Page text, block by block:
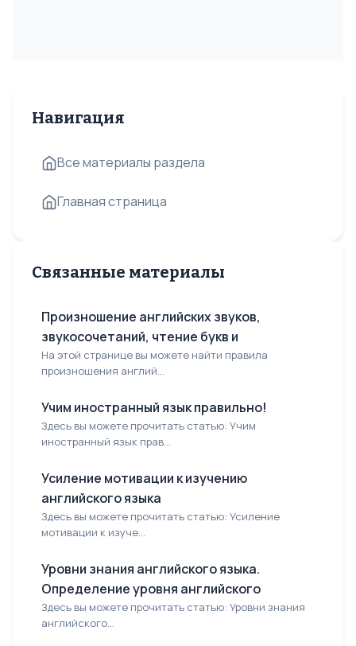
Навигация
Все материалы раздела
Главная страница
Связанные материалы
Произношение английских звуков,
звукосочетаний, чтение букв и
На этой странице вы можете найти правила
произношения англий...
Учим иностранный язык правильно!
Здесь вы можете прочитать статью: Учим
иностранный язык прав...
Усиление мотивации к изучению
английского языка
Здесь вы можете прочитать статью: Усиление
мотивации к изуче...
Уровни знания английского языка.
Определение уровня английского
Здесь вы можете прочитать статью: Уровни знания
английского...